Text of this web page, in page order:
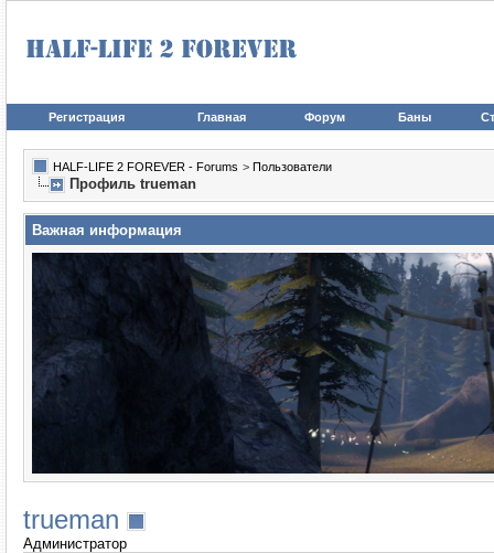
Регистрация Главная Форум Баны
HALF-LIFE 2 FOREVER - Forums > Пользователи
Профиль trueman
Важная информация
trueman
Администратор